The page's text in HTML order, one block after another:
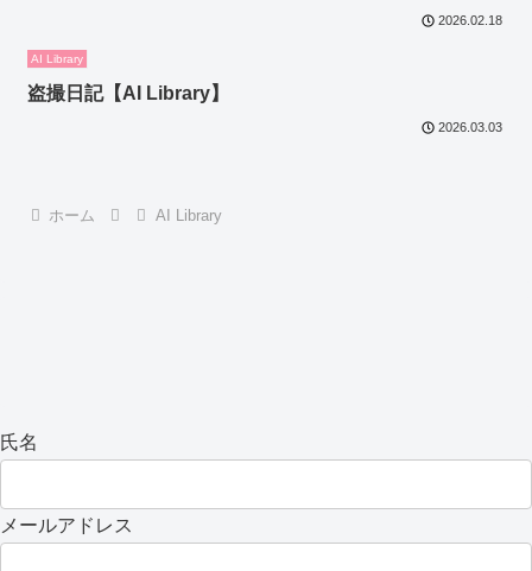
2026.02.18
AI Library
盗撮日記【AI Library】
2026.03.03
ホーム AI Library
氏名
メールアドレス